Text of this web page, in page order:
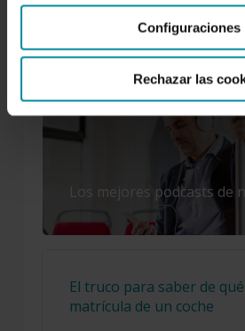
Configuraciones
Rechazar las
LO MÁS LEÍDO
Los mejores podcasts de
El truco para saber de
matrícula de un coche